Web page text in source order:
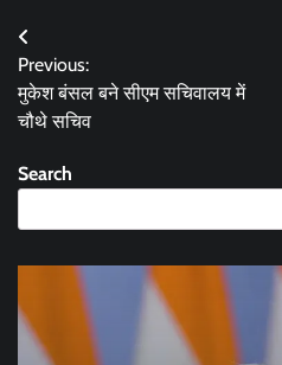
Post
navigation
Previous:
मुकेश बंसल बने सीएम सचिवालय में
चौथे सचिव
Search